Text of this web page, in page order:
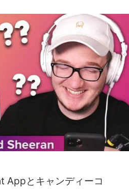
Appとキャンディーコ